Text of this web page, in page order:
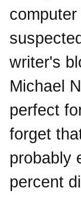
writer's
Michael
perfect
forget
probably
percent